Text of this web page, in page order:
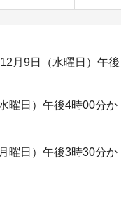
月9日（水曜日）午後
曜日）午後4時00分か
曜日）午後3時30分か